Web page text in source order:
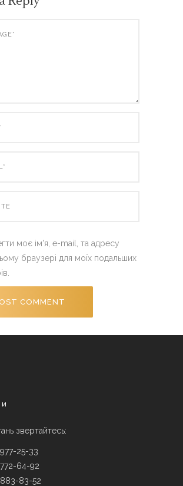
моє ім'я, e-mail, та адресу
браузері для моїх подальших
звертайтесь:
25-33
64-92
83-52